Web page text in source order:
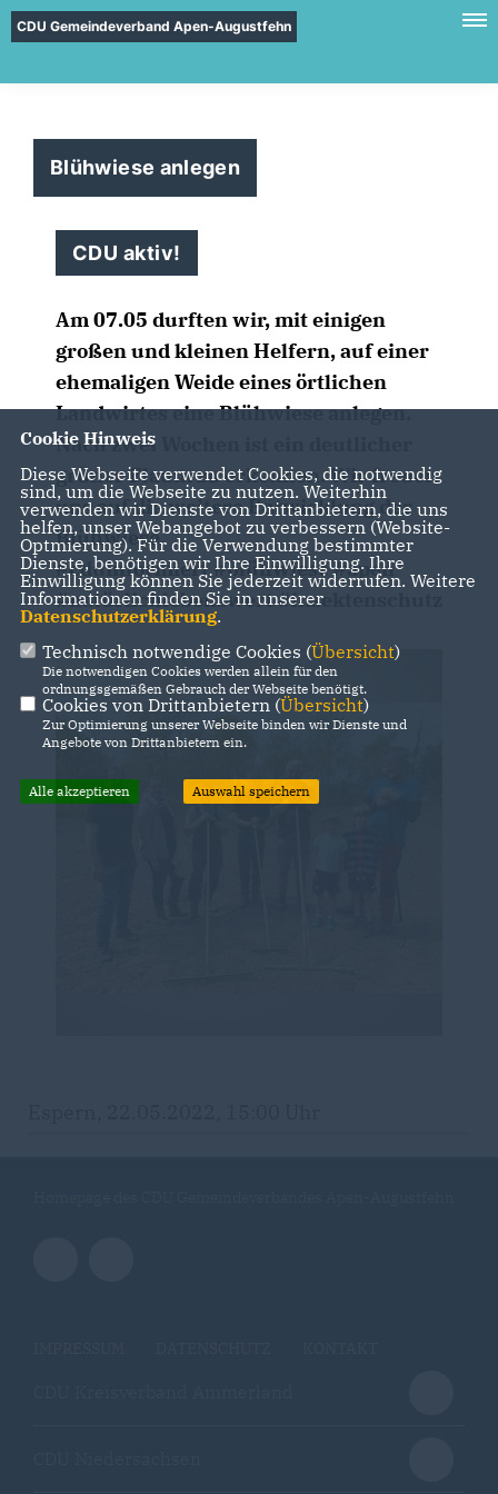
CDU Gemeindeverband Apen-Augustfehn
Blühwiese anlegen
CDU aktiv!
Am 07.05 durften wir, mit einigen
großen und kleinen Helfern, auf einer
ehemaligen Weide eines örtlichen
Landwirtes eine Blühwiese anlegen.
Nach zwei Wochen ist ein deutlicher
grüner Flaum zu erkennen. Wir freuen
uns auf die weitere Entwicklung der
Blühwiese.
#cduinformiert #blühwiese #apen
#natürlichlebenswert #insektenschutz
Cookie Hinweis
Diese Webseite verwendet Cookies, die notwendig
sind, um die Webseite zu nutzen. Weiterhin
verwenden wir Dienste von Drittanbietern, die uns
helfen, unser Webangebot zu verbessern (Website-
Optmierung). Für die Verwendung bestimmter
Dienste, benötigen wir Ihre Einwilligung. Ihre
Einwilligung können Sie jederzeit widerrufen. Weitere
Informationen finden Sie in unserer
Datenschutzerklärung.
Technisch notwendige Cookies (Übersicht)
Die notwendigen Cookies werden allein für den
ordnungsgemäßen Gebrauch der Webseite benötigt.
Cookies von Drittanbietern (Übersicht)
Zur Optimierung unserer Webseite binden wir Dienste und
Angebote von Drittanbietern ein.
Alle akzeptieren Auswahl speichern